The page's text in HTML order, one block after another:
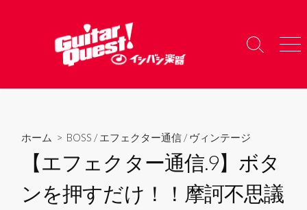
へ
検
り
メ
ー
ホーム > BOSS /エフェクター通信 /ヴィンテージ
【エフェクター通信.9】ボタ
ンを押すだけ！！摩訶不思議